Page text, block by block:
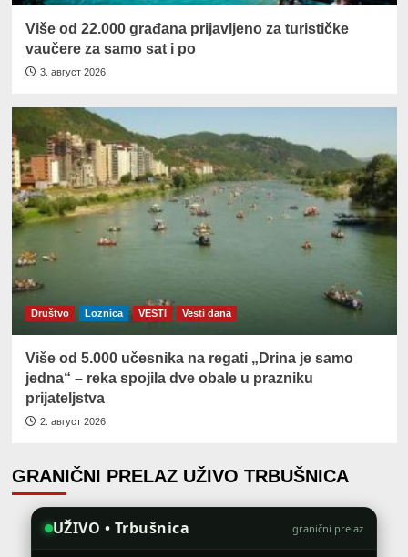
Više od 22.000 građana prijavljeno za turističke
vaučere za samo sat i po
3. август 2026.
Društvo Loznica VESTI Vesti dana
Više od 5.000 učesnika na regati „Drina je samo
jedna“ – reka spojila dve obale u prazniku
prijateljstva
2. август 2026.
GRANIČNI PRELAZ UŽIVO TRBUŠNICA
UŽIVO • Trbušnica granični prelaz